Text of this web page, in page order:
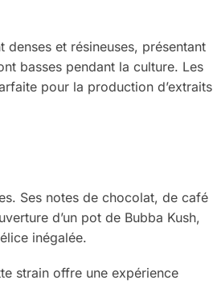
denses et résineuses, présentant
basses pendant la culture. Les
pour la production d’extraits
Ses notes de chocolat, de café
d’un pot de Bubba Kush,
inégalée.
strain offre une expérience